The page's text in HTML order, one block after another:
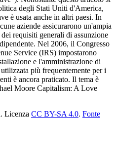
degli Stati Uniti d'America,
è usata anche in altri paesi. In
aziende assicurarono un'ampia
requisiti generali di assunzione
Nel 2006, il Congresso
Service (IRS) impostarono
e l'amministrazione di
più frequentemente per i
è ancora praticato. Il tema è
Moore Capitalism: A Love
. Licenza CC BY-SA 4.0. Fonte